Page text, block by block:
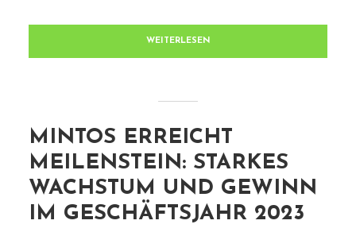
WEITERLESEN
MINTOS ERREICHT
MEILENSTEIN: STARKES
WACHSTUM UND GEWINN
IM GESCHÄFTSJAHR 2023